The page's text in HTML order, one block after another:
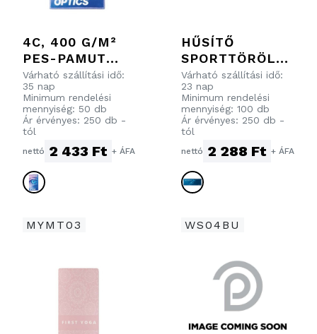
4C, 400 G/M²
PES-PAMUT
GOLF
TÖRÖLKÖZŐ.
Várható szállítási idő:
35 nap
Minimum rendelési
mennyiség: 50 db
Ár érvényes: 250 db -
tól
nettó 2 433 Ft + ÁFA
HŰSÍTŐ
SPORTTÖRÖLK
ÖZŐ
Várható szállítási idő:
23 nap
Minimum rendelési
mennyiség: 100 db
Ár érvényes: 250 db -
tól
nettó 2 288 Ft + ÁFA
MYMT03 WS04BU